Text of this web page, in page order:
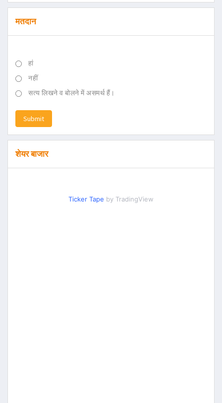
मतदान
हां
नहीं
सत्य लिखने व बोलने में असमर्थ हैं।
Submit
शेयर बाजार
Ticker Tape by TradingView